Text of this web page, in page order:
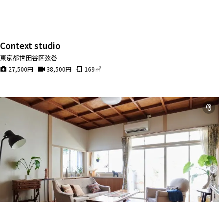
Context studio
東京都世田谷区弦巻
27,500円 38,500円 169㎡